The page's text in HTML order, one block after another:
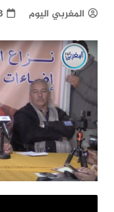
المغربي اليوم 13